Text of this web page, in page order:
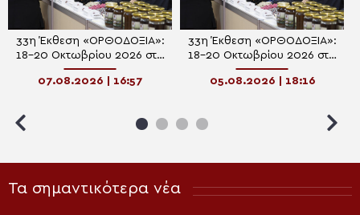
33η Έκθεση «ΟΡΘΟΔΟΞΙΑ»:
18-20 Οκτωβρίου 2026 στη
Λευκωσία
07.08.2026 | 16:57
33η Έκθεση «ΟΡΘΟΔΟΞΙΑ»:
18-20 Οκτωβρίου 2026 στη
Λευκωσία
05.08.2026 | 18:16
Τα σημαντικότερα νέα